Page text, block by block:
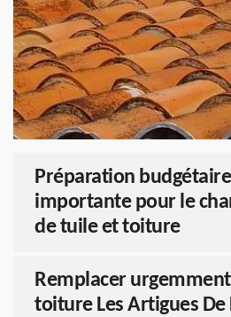
Préparation
importante pour le
de tuile et toiture
Remplacer
toiture Les Artigues De